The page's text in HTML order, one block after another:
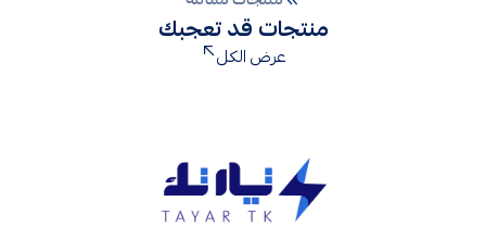
منتجات قد تعجبك
عرض الكل